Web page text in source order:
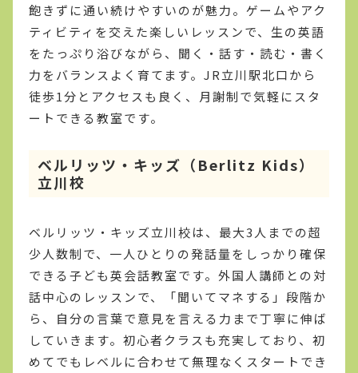
飽きずに通い続けやすいのが魅力。ゲームやアク
ティビティを交えた楽しいレッスンで、生の英語
をたっぷり浴びながら、聞く・話す・読む・書く
力をバランスよく育てます。JR立川駅北口から
徒歩1分とアクセスも良く、月謝制で気軽にスタ
ートできる教室です。
ベルリッツ・キッズ（Berlitz Kids）
立川校
ベルリッツ・キッズ立川校は、最大3人までの超
少人数制で、一人ひとりの発話量をしっかり確保
できる子ども英会話教室です。外国人講師との対
話中心のレッスンで、「聞いてマネする」段階か
ら、自分の言葉で意見を言える力まで丁寧に伸ば
していきます。初心者クラスも充実しており、初
めてでもレベルに合わせて無理なくスタートでき